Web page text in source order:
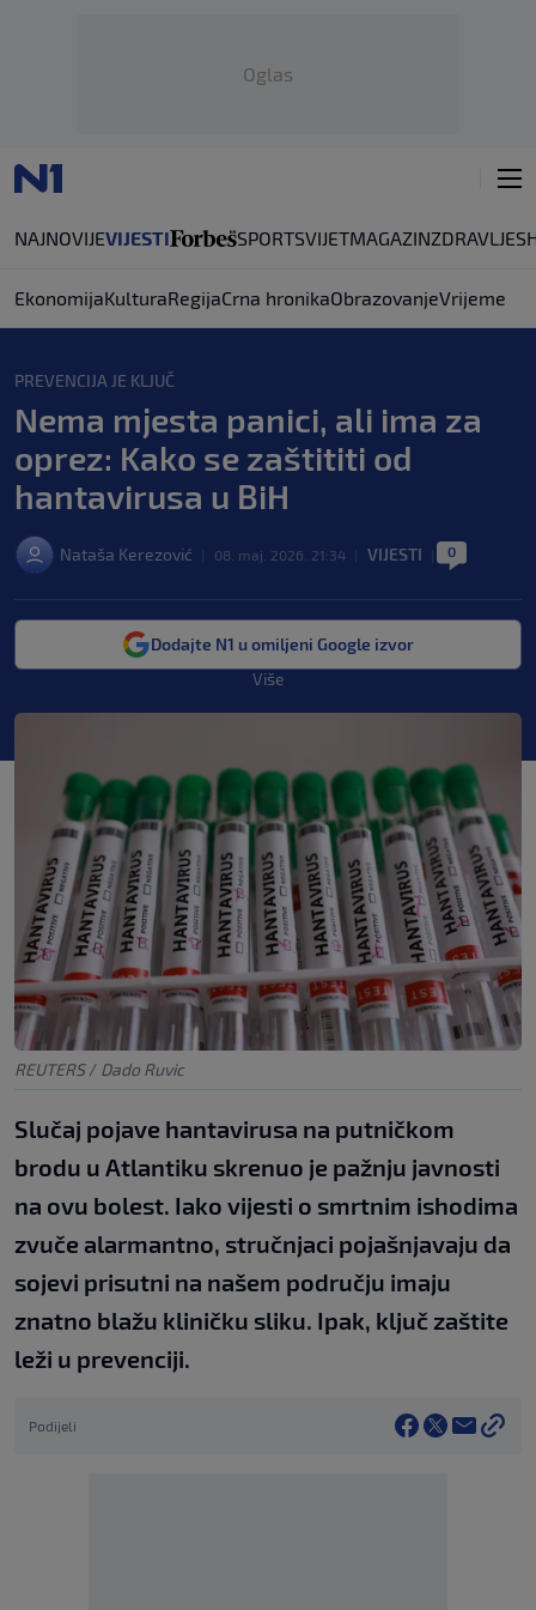
Oglas
NAJNOVIJEVIJESTI SPORTSVIJETMAGAZINZDRAVLJE
EkonomijaKulturaRegijaCrna hronikaObrazovanjeVrijeme
PREVENCIJA JE KLJUČ
Nema mjesta panici, ali ima za
oprez: Kako se zaštititi od
hantavirusa u BiH
Nataša Kerezović 08. maj. 2026. 21:34 VIJESTI 0
Dodajte N1 u omiljeni Google izvor
Više
REUTERS / Dado Ruvic
Slučaj pojave hantavirusa na putničkom
brodu u Atlantiku skrenuo je pažnju javnosti
na ovu bolest. Iako vijesti o smrtnim ishodima
zvuče alarmantno, stručnjaci pojašnjavaju da
sojevi prisutni na našem području imaju
znatno blažu kliničku sliku. Ipak, ključ zaštite
leži u prevenciji.
Podijeli